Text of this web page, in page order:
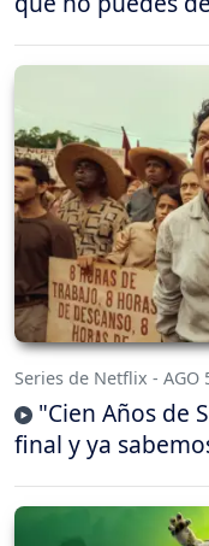
Series de Netflix - AGO
"Cien Años de
final y ya